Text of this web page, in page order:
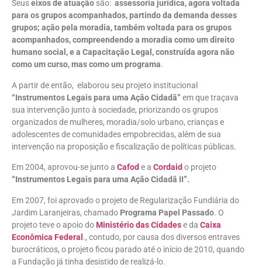
Seuseixos de atuação são: assessoria jurídica, agora voltada
para os grupos acompanhados, partindo da demanda desses
grupos; ação pela moradia, também voltada para os grupos
acompanhados, compreendendo a moradia como um direito
humano social, e a Capacitação Legal, construída agora não
como um curso, mas como um programa.
A partir de então, elaborou seu projeto institucional
“Instrumentos Legais para uma Ação Cidadã” em que traçava
sua intervenção junto à sociedade, priorizando os grupos
organizados de mulheres, moradia/solo urbano, crianças e
adolescentes de comunidades empobrecidas, além de sua
intervenção na proposição e fiscalização de políticas públicas.
Em 2004, aprovou-se junto a Cafod e a Cordaid o projeto
“Instrumentos Legais para uma Ação Cidadã II”.
Em 2007, foi aprovado o projeto de Regularização Fundiária do
Jardim Laranjeiras, chamado Programa Papel Passado. O
projeto teve o apoio do Ministério das Cidadese da Caixa
Econômica Federal ., contudo, por causa dos diversos entraves
burocráticos, o projeto ficou parado até o início de 2010, quando
a Fundação já tinha desistido de realizá-lo.